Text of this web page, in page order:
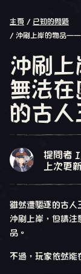
主頁
已知的問題
沖刷上岸的物品——
沖刷
無法
的古人
提問者
上次更
雖然遭驅逐的古
沖刷上岸，但請注
品。
不過，玩家依然能